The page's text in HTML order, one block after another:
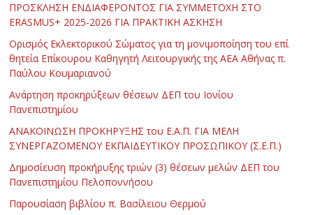
ΠΡΟΣΚΛΗΣΗ ΕΝΔΙΑΦΕΡΟΝΤΟΣ ΓΙΑ ΣΥΜΜΕΤΟΧΗ ΣΤΟ
ERASMUS+ 2025-2026 ΓΙΑ ΠΡΑΚΤΙΚΗ ΑΣΚΗΣΗ
Ορισμός Εκλεκτορικού Σώματος για τη μονιμοποίηση του επί
θητεία Επίκουρου Καθηγητή Λειτουργικής της ΑΕΑ Αθήνας π.
Παύλου Κουμαριανού
Ανάρτηση προκηρύξεων θέσεων ΔΕΠ του Ιονίου
Πανεπιστημίου
ΑΝΑΚΟΙΝΩΣΗ ΠΡΟΚΗΡΥΞΗΣ του Ε.Α.Π. ΓΙΑ ΜΕΛΗ
ΣΥΝΕΡΓΑΖΟΜΕΝΟΥ ΕΚΠΑΙΔΕΥΤΙΚΟΥ ΠΡΟΣΩΠΙΚΟΥ (Σ.Ε.Π.)
Δημοσίευση προκήρυξης τριών (3) θέσεων μελών ΔΕΠ του
Πανεπιστημίου Πελοποννήσου
Παρουσίαση βιβλίου π. Βασίλειου Θερμού